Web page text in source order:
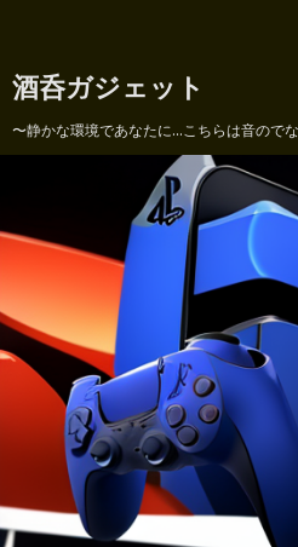
酒呑ガジェット
〜静かな環境であなたに...こちらは音ので